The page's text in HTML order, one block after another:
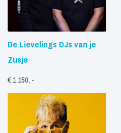
De Lievelings DJs van je
Zusje
€ 1.150, -